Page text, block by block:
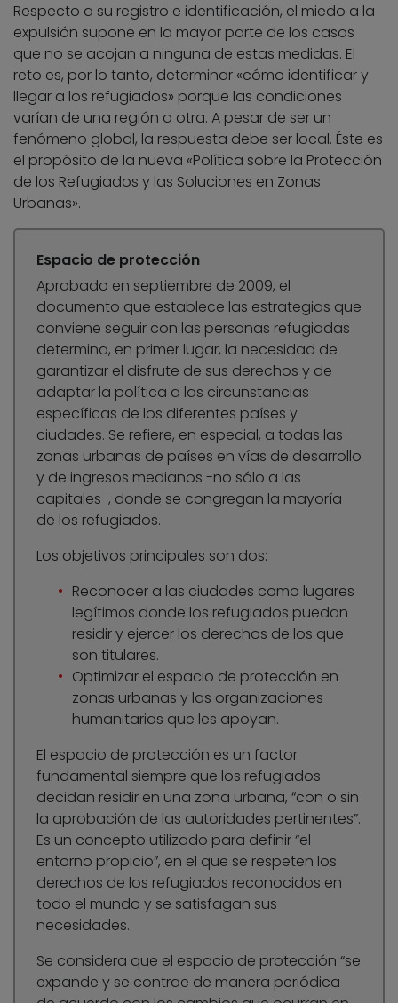
Respecto a su registro e identificación, el miedo a la
expulsión supone en la mayor parte de los casos
que no se acojan a ninguna de estas medidas. El
reto es, por lo tanto, determinar «cómo identificar y
llegar a los refugiados» porque las condiciones
varían de una región a otra. A pesar de ser un
fenómeno global, la respuesta debe ser local. Éste es
el propósito de la nueva «Política sobre la Protección
de los Refugiados y las Soluciones en Zonas
Urbanas».
Espacio de protección
Aprobado en septiembre de 2009, el
documento que establece las estrategias que
conviene seguir con las personas refugiadas
determina, en primer lugar, la necesidad de
garantizar el disfrute de sus derechos y de
adaptar la política a las circunstancias
específicas de los diferentes países y
ciudades. Se refiere, en especial, a todas las
zonas urbanas de países en vías de desarrollo
y de ingresos medianos -no sólo a las
capitales-, donde se congregan la mayoría
de los refugiados.
Los objetivos principales son dos:
Reconocer a las ciudades como lugares
legítimos donde los refugiados puedan
residir y ejercer los derechos de los que
son titulares.
Optimizar el espacio de protección en
zonas urbanas y las organizaciones
humanitarias que les apoyan.
El espacio de protección es un factor
fundamental siempre que los refugiados
decidan residir en una zona urbana, “con o sin
la aprobación de las autoridades pertinentes”.
Es un concepto utilizado para definir “el
entorno propicio”, en el que se respeten los
derechos de los refugiados reconocidos en
todo el mundo y se satisfagan sus
necesidades.
Se considera que el espacio de protección “se
expande y se contrae de manera periódica